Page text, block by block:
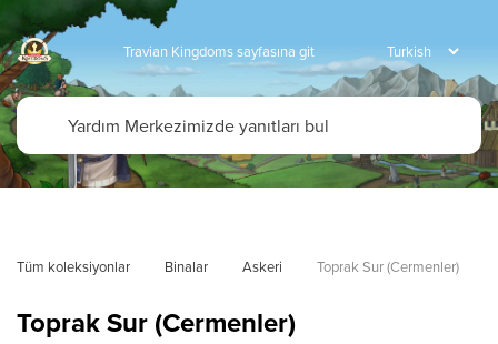
Travian Kingdoms sayfasına git
Tüm koleksiyonlar Binalar Askeri Toprak Sur (Cermenler)
Toprak Sur (Cermenler)